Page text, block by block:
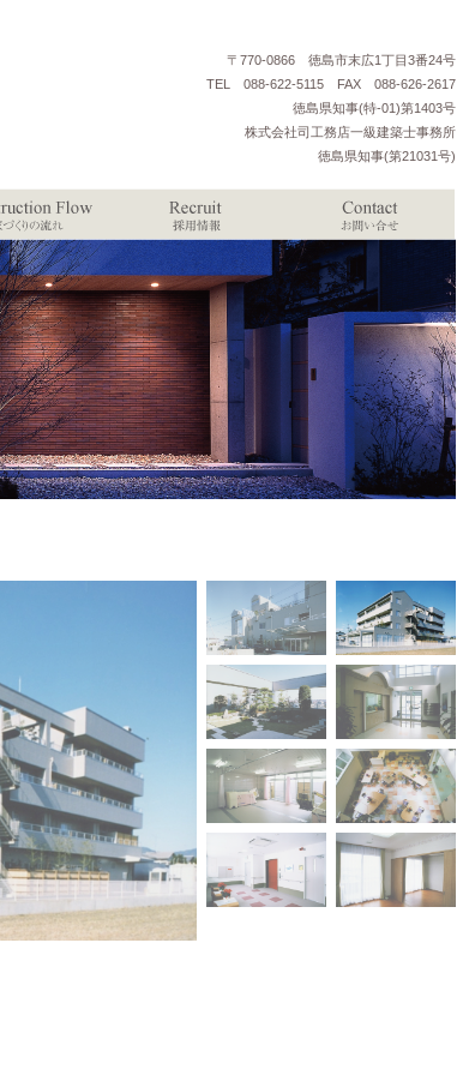
〒770-0866 徳島市末広1丁目3番24号
TEL 088-622-5115 FAX 088-626-2617
徳島県知事(特-01)第1403号
株式会社司工務店一級建築士事務所
徳島県知事(第21031号)